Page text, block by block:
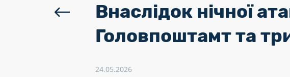
Внаслідок нічної
Головпоштамт та
24.05.2026